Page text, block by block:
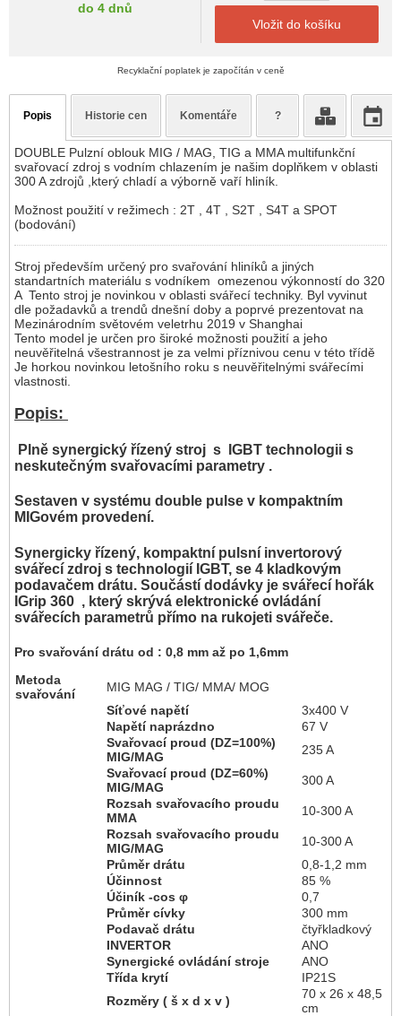
do 4 dnů
Vložit do košíku
Recyklační poplatek je započítán v ceně
Popis Historie cen Komentáře ?
DOUBLE Pulzní oblouk MIG / MAG, TIG a MMA multifunkční
svařovací zdroj s vodním chlazením je našim doplňkem v oblasti
300 A zdrojů ,který chladí a výborně vaří hliník.
Možnost použití v režimech : 2T , 4T , S2T , S4T a SPOT
(bodování)
Stroj především určený pro svařování hliníků a jiných
standartních materiálu s vodníkem omezenou výkonností do 320
A Tento stroj je novinkou v oblasti svářecí techniky. Byl vyvinut
dle požadavků a trendů dnešní doby a poprvé prezentovat na
Mezinárodním světovém veletrhu 2019 v Shanghai
Tento model je určen pro široké možnosti použití a jeho
neuvěřitelná všestrannost je za velmi příznivou cenu v této třídě
Je horkou novinkou letošního roku s neuvěřitelnými svářecími
vlastnosti.
Popis:
Plně synergický řízený stroj s IGBT technologii s
neskutečným svařovacími parametry .
Sestaven v systému double pulse v kompaktním
MIGovém provedení.
Synergicky řízený, kompaktní pulsní invertorový
svářecí zdroj s technologií IGBT, se 4 kladkovým
podavačem drátu. Součástí dodávky je svářecí hořák
IGrip 360 , který skrývá elektronické ovládání
svářecích parametrů přímo na rukojeti svářeče.
Pro svařování drátu od : 0,8 mm až po 1,6mm
Metoda
svařování
MIG MAG / TIG/ MMA/ MOG
Síťové napětí
3x400 V
Napětí naprázdno
67 V
Svařovací proud (DZ=100%)
MIG/MAG
235 A
Svařovací proud (DZ=60%)
MIG/MAG
300 A
Rozsah svařovacího proudu
MMA
10-300 A
Rozsah svařovacího proudu
MIG/MAG
10-300 A
Průměr drátu
0,8-1,2 mm
Účinnost
85 %
Účiník -cos φ
0,7
Průměr cívky
300 mm
Podavač drátu
čtyřkladkový
INVERTOR
ANO
Synergické ovládání stroje
ANO
Třída krytí
IP21S
Rozměry ( š x d x v )
70 x 26 x 48,5
cm